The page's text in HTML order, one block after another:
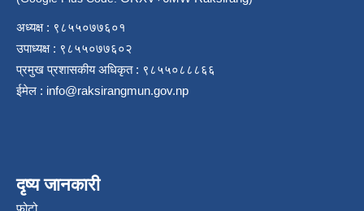
अध्यक्ष : ९८५५०७७६०१
उपाध्यक्ष : ९८५५०७७६०२
प्रमुख प्रशासकीय अधिकृत : ९८५५०८८८६६
ईमेल : info@raksirangmun.gov.np
दृष्य जानकारी